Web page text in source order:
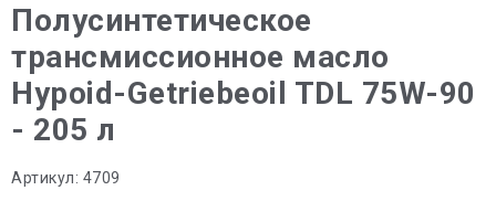
Полусинтетическое
трансмиссионное масло
Hypoid-Getriebeoil TDL 75W-90
- 205 л
Артикул: 4709